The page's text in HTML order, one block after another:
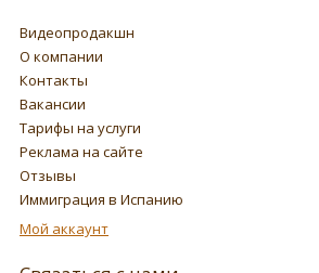
Видеопродакшн
О компании
Контакты
Вакансии
Тарифы на услуги
Реклама на сайте
Отзывы
Иммиграция в Испанию
Мой аккаунт